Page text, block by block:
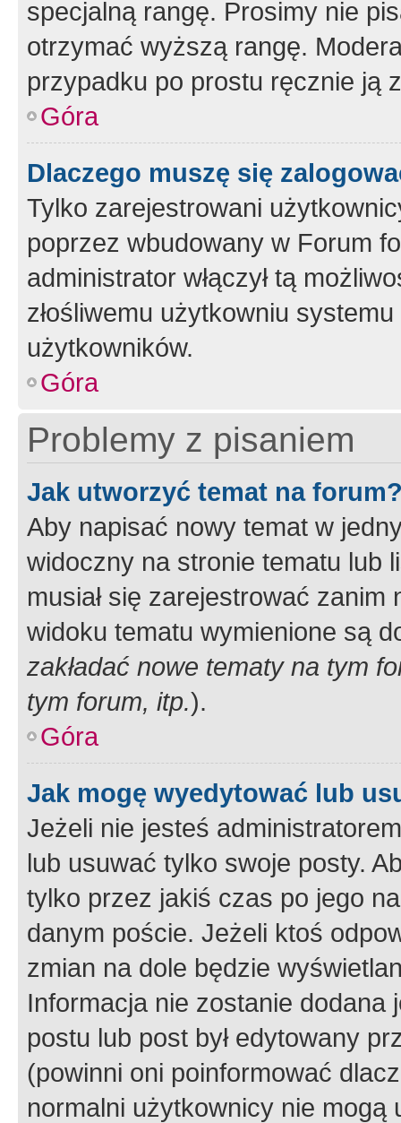
specjalną rangę. Prosimy nie
otrzymać wyższą rangę.
przypadku po prostu ręcznie ją
Góra
Dlaczego muszę się
Tylko zarejestrowani
poprzez wbudowany w Forum
administrator włączył tą
złośliwemu użytkowniu
użytkowników.
Góra
Problemy z pisaniem
Jak utworzyć temat na
Aby napisać nowy temat w
widoczny na stronie tematu lub
musiał się zarejestrować
widoku tematu wymienione są
zakładać nowe tematy na tym
tym forum, itp.).
Góra
Jak mogę wyedytować lub
Jeżeli nie jesteś
lub usuwać tylko swoje posty.
tylko przez jakiś czas po jego
danym poście. Jeżeli ktoś
zmian na dole będzie
Informacja nie zostanie dodana
postu lub post był edytowany
(powinni oni poinformować
normalni użytkownicy nie